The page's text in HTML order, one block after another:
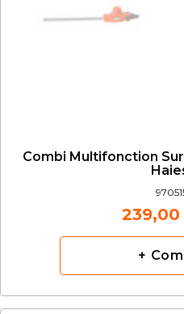
Combi Multifonction
+